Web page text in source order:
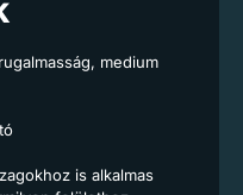
medium
is alkalmas